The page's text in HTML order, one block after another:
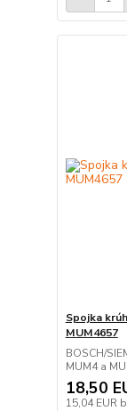
Spojka
MUM4657
BOSCH/
MUM4 a
18,50
15,04 EUR